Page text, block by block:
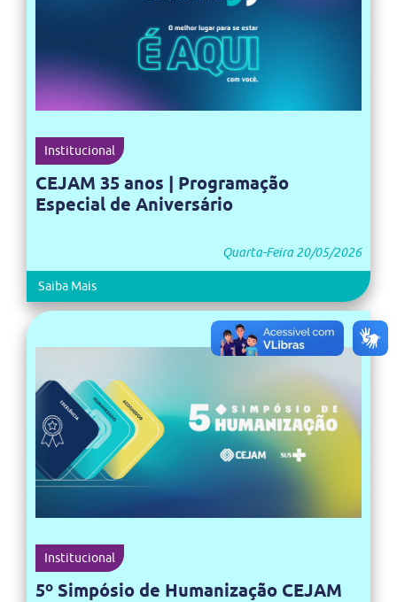
Institucional
CEJAM 35 anos | Programação
Especial de Aniversário
Quarta-Feira 20/05/2026
Saiba Mais
Institucional
5º Simpósio de Humanização CEJAM